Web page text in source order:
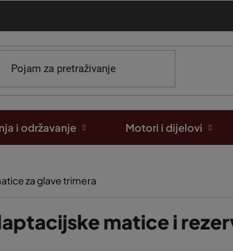
i održavanje Motori i dijelovi
za glave trimera
matice i